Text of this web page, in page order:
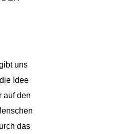
uns
Idee
auf den
das